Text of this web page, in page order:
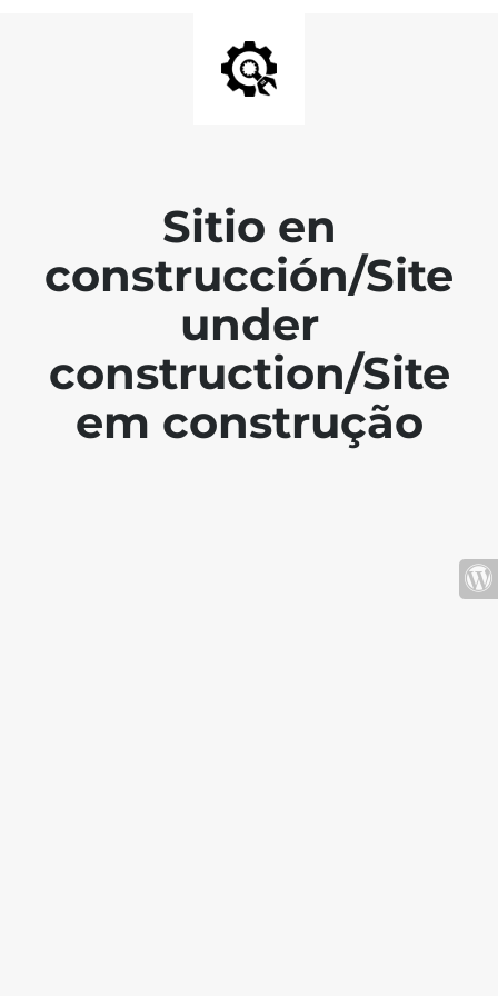
Sitio en
construcción/Site
under
construction/Site
em construção